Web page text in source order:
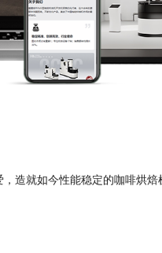
造就如今性能稳定的咖啡烘